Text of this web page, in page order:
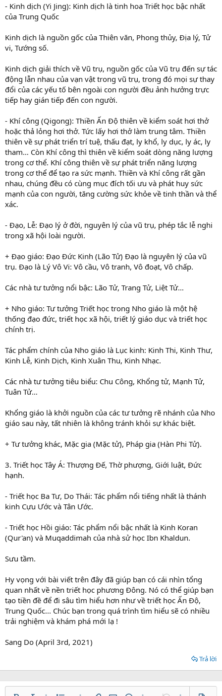
- Kinh dịch (Yi Jing): Kinh dịch là tinh hoa Triết học bậc nhất
của Trung Quốc
Kinh dịch là nguồn gốc của Thiên văn, Phong thủy, Địa lý, Tử
vi, Tướng số.
Kinh dịch giải thích về Vũ trụ, nguồn gốc của Vũ trụ đến sự tác
động lẫn nhau của vạn vật trong vũ trụ, trong đó mọi sự thay
đổi của các yếu tố bên ngoài con người đều ảnh hưởng trực
tiếp hay gián tiếp đến con người.
- Khí công (Qigong): Thiền Ấn Độ thiên về kiểm soát hơi thở
hoặc thả lỏng hơi thở. Tức lấy hơi thở làm trung tâm. Thiền
thiên về sự phát triển trí tuệ, thấu đạt, ly khổ, ly dục, ly ác, ly
tham… Còn Khí công thì thiên về kiểm soát dòng năng lượng
trong cơ thể. Khí công thiên về sự phát triển năng lượng
trong cơ thể để tạo ra sức mạnh. Thiền và Khí công rất gần
nhau, chúng đều có cùng mục đích tối ưu và phát huy sức
mạnh của con người, tăng cường sức khỏe về tinh thần và thể
xác.
- Đạo, Lễ: Đạo lý ở đời, nguyên lý của vũ trụ, phép tắc lễ nghi
trong xã hội loài người.
+ Đạo giáo: Đạo Đức Kinh (Lão Tử) Đạo là nguyên lý của vũ
trụ. Đạo là Lý Vô Vi: Vô cầu, Vô tranh, Vô đoạt, Vô chấp.
Các nhà tư tưởng nổi bậc: Lão Tử, Trang Tử, Liệt Tử…
+ Nho giáo: Tư tưởng Triết học trong Nho giáo là một hệ
thống đạo đức, triết học xã hội, triết lý giáo dục và triết học
chính trị.
Tác phẩm chính của Nho giáo là Lục kinh: Kinh Thi, Kinh Thư,
Kinh Lễ, Kinh Dịch, Kinh Xuân Thu, Kinh Nhạc.
Các nhà tư tưởng tiêu biểu: Chu Công, Khổng tử, Mạnh Tử,
Tuân Tử…
Khổng giáo là khởi nguồn của các tư tưởng rẽ nhánh của Nho
giáo sau này, tất nhiên là không tránh khỏi sự khác biệt.
+ Tư tưởng khác, Mặc gia (Mặc tử), Pháp gia (Hàn Phi Tử).
3. Triết học Tây Á: Thượng Đế, Thờ phượng, Giới luật, Đức
hạnh.
- Triết học Ba Tư, Do Thái: Tác phẩm nổi tiếng nhất là thánh
kinh Cựu Ước và Tân Ước.
- Triết học Hồi giáo: Tác phẩm nổi bậc nhất là Kinh Koran
(Qur'an) và Muqaddimah của nhà sử học Ibn Khaldun.
Sưu tầm.
Hy vọng với bài viết trên đây đã giúp bạn có cái nhìn tổng
quan nhất về nền triết học phương Đông. Nó có thể giúp bạn
tạo tiền đề để đi sâu tìm hiểu hơn như về triết học Ấn Độ,
Trung Quốc... Chúc bạn trong quá trình tìm hiểu sẽ có nhiều
trải nghiệm và khám phá mới lạ !
Sang Do (April 3rd, 2021)
Trả lời